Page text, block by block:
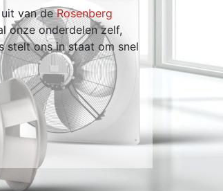
uit van deRosenberg
onze onderdelen zelf,
stelt ons in staat om snel